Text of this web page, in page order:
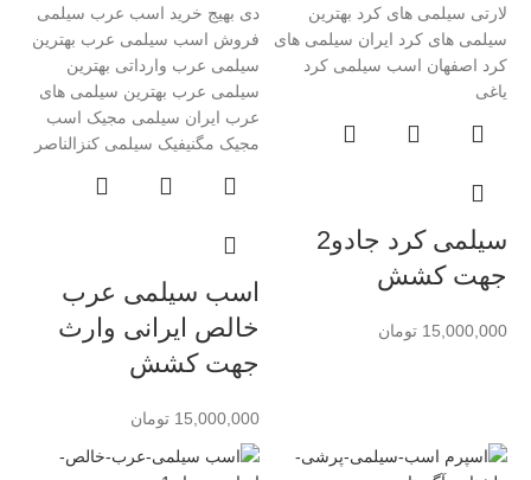
سیلمی کرد جادو2
جهت کشش
15,000,000 تومان
اسب سیلمی عرب
خالص ایرانی وارث
جهت کشش
15,000,000 تومان